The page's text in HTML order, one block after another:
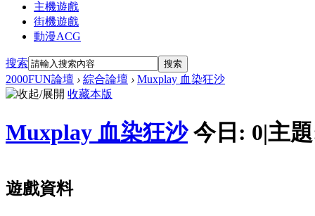
主機遊戲
街機遊戲
動漫ACG
搜索 搜索
2000FUN論壇 › 綜合論壇 › Muxplay 血染狂沙
收藏本版
Muxplay 血染狂沙 今日: 0|主
遊戲資料